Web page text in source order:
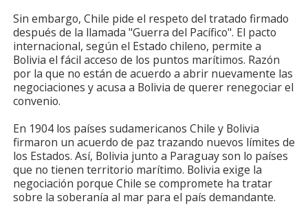
Sin embargo, Chile pide el respeto del tratado firmado
después de la llamada "Guerra del Pacífico". El pacto
internacional, según el Estado chileno, permite a
Bolivia el fácil acceso de los puntos marítimos. Razón
por la que no están de acuerdo a abrir nuevamente las
negociaciones y acusa a Bolivia de querer renegociar el
convenio.
En 1904 los países sudamericanos Chile y Bolivia
firmaron un acuerdo de paz trazando nuevos límites de
los Estados. Así, Bolivia junto a Paraguay son lo países
que no tienen territorio marítimo. Bolivia exige la
negociación porque Chile se compromete ha tratar
sobre la soberanía al mar para el país demandante.